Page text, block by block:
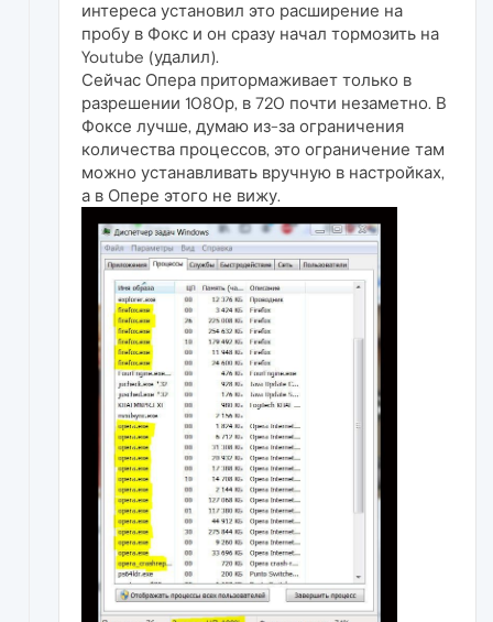
интереса установил это расширение на
пробу в Фокс и он сразу начал тормозить на
Youtube (удалил).
Сейчас Опера притормаживает только в
разрешении 1080р, в 720 почти незаметно. В
Фоксе лучше, думаю из-за ограничения
количества процессов, это ограничение там
можно устанавливать вручную в настройках,
а в Опере этого не вижу.